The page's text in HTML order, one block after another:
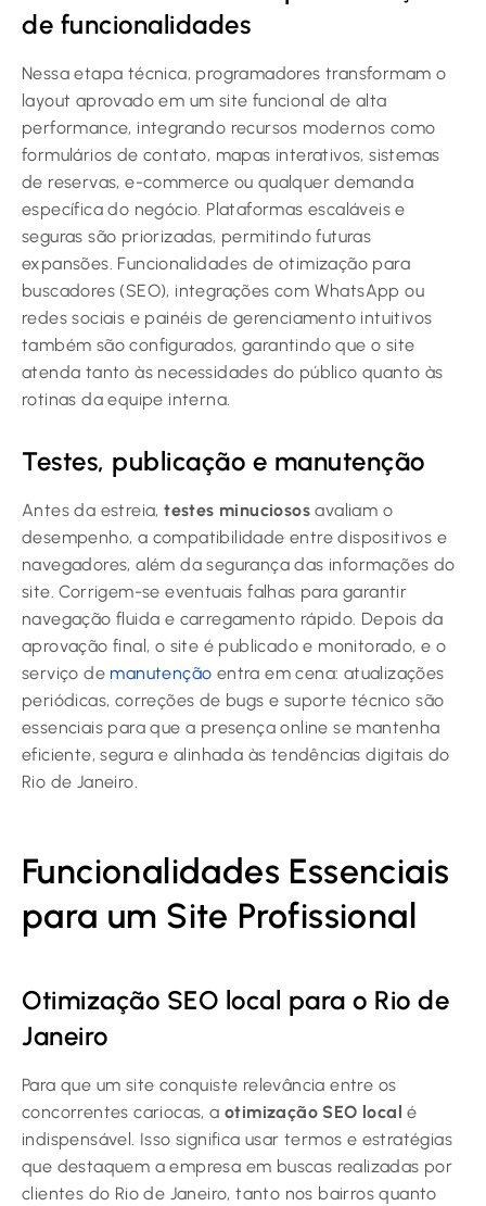
de funcionalidades
Nessa etapa técnica, programadores transformam o
layout aprovado em um site funcional de alta
performance, integrando recursos modernos como
formulários de contato, mapas interativos, sistemas
de reservas, e-commerce ou qualquer demanda
específica do negócio. Plataformas escaláveis e
seguras são priorizadas, permitindo futuras
expansões. Funcionalidades de otimização para
buscadores (SEO), integrações com WhatsApp ou
redes sociais e painéis de gerenciamento intuitivos
também são configurados, garantindo que o site
atenda tanto às necessidades do público quanto às
rotinas da equipe interna.
Testes, publicação e manutenção
Antes da estreia,testes minuciosos avaliam o
desempenho, a compatibilidade entre dispositivos e
navegadores, além da segurança das informações do
site. Corrigem-se eventuais falhas para garantir
navegação fluida e carregamento rápido. Depois da
aprovação final, o site é publicado e monitorado, e o
serviço de manutenção entra em cena: atualizações
periódicas, correções de bugs e suporte técnico são
essenciais para que a presença online se mantenha
eficiente, segura e alinhada às tendências digitais do
Rio de Janeiro.
Funcionalidades Essenciais
para um Site Profissional
Otimização SEO local para o Rio de
Janeiro
Para que um site conquiste relevância entre os
concorrentes cariocas, a otimização SEO local é
indispensável. Isso significa usar termos e estratégias
que destaquem a empresa em buscas realizadas por
clientes do Rio de Janeiro, tanto nos bairros quanto